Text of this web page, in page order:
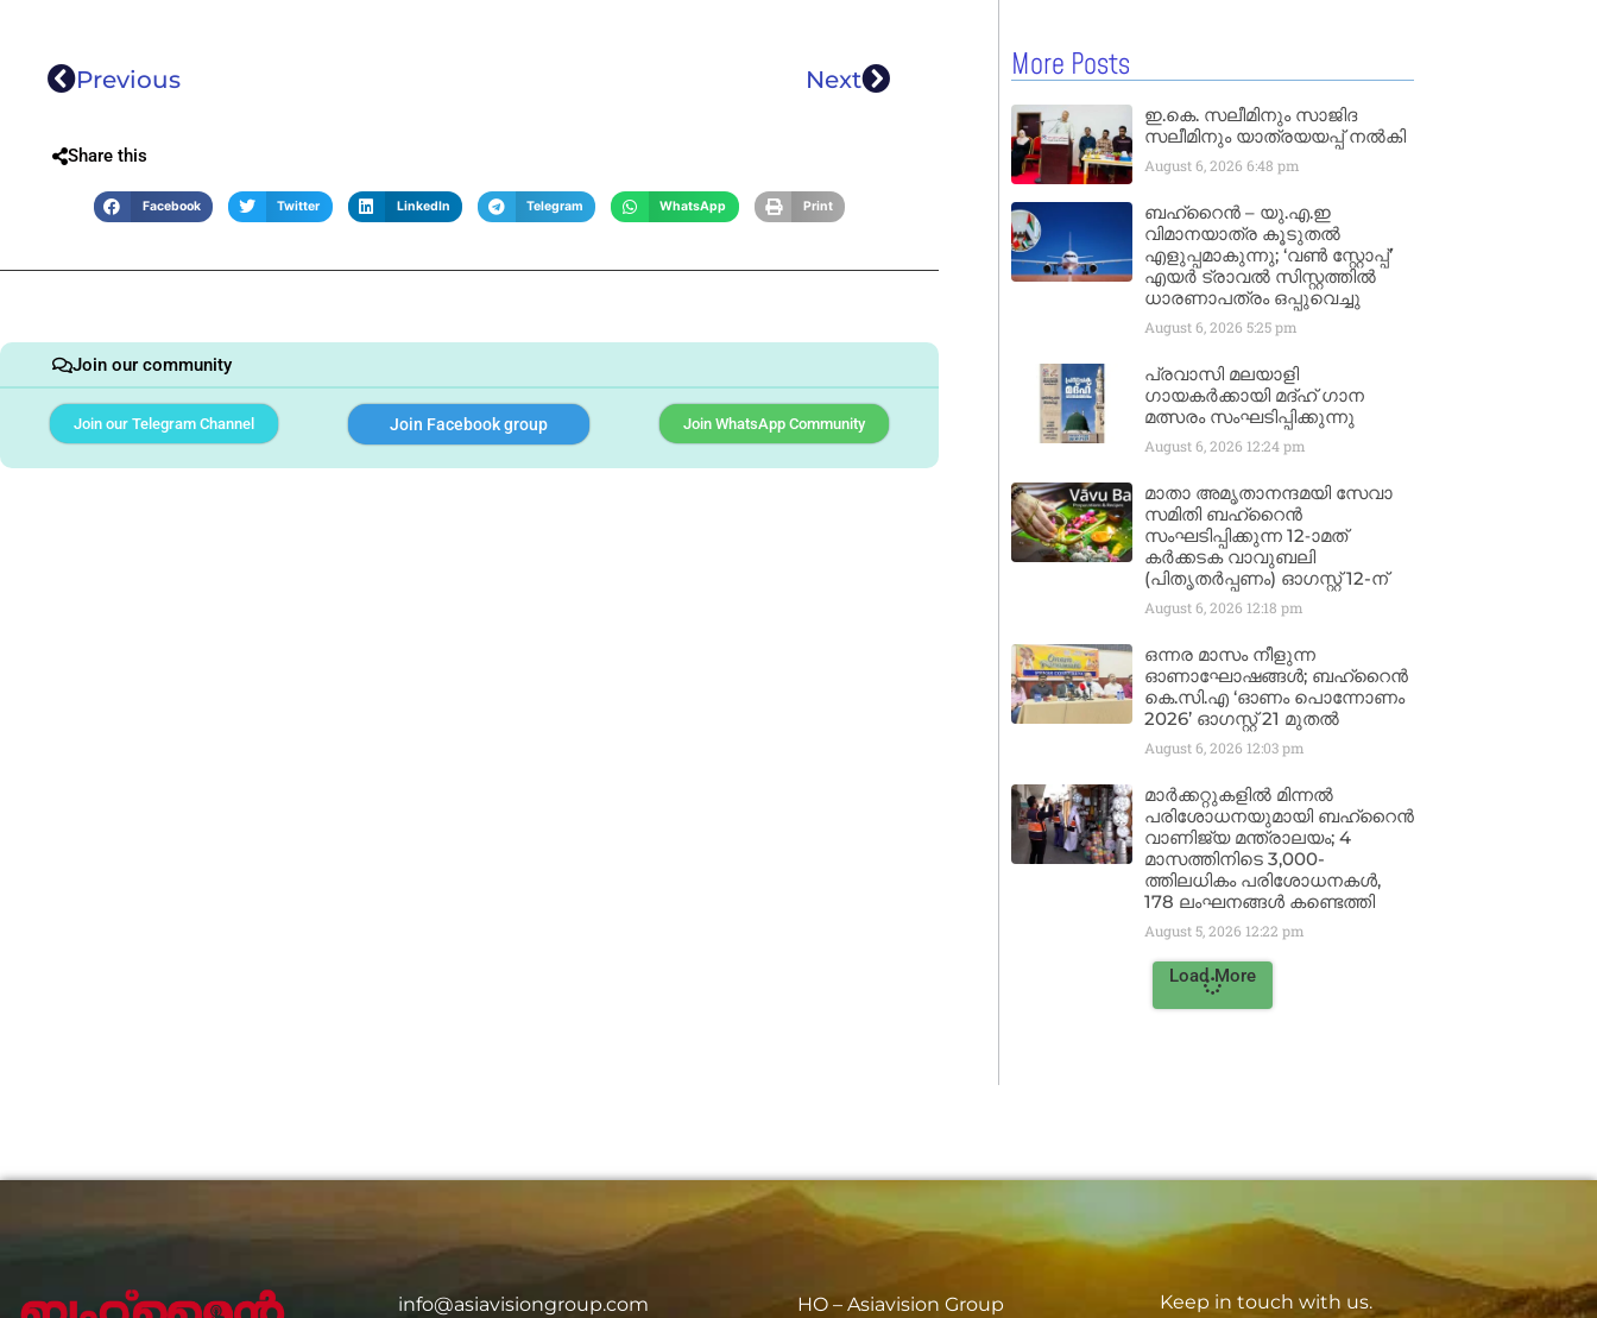
Previous Next
Share this
Facebook Twitter LinkedIn Telegram WhatsApp Print
Join our community
Join our Telegram Channel Join Facebook group Join WhatsApp Community
More Posts
ഇ.കെ. സലീമിനും സാജിദ
സലീമിനും യാത്രയയപ്പ് നൽകി
August 6, 2026 6:48 pm
ബഹ്‌റൈൻ – യു.എ.ഇ
വിമാനയാത്ര കൂടുതൽ
എളുപ്പമാകുന്നു; ‘വൺ സ്റ്റോപ്പ്’
എയർ ട്രാവൽ സിസ്റ്റത്തിൽ
ധാരണാപത്രം ഒപ്പുവെച്ചു
August 6, 2026 5:25 pm
പ്രവാസി മലയാളി
ഗായകർക്കായി മദ്ഹ് ഗാന
മത്സരം സംഘടിപ്പിക്കുന്നു
August 6, 2026 12:24 pm
മാതാ അമൃതാനന്ദമയി സേവാ
സമിതി ബഹ്‌റൈൻ
സംഘടിപ്പിക്കുന്ന 12-ാമത്
കർക്കടക വാവുബലി
(പിതൃതർപ്പണം) ഓഗസ്റ്റ് 12-ന്
August 6, 2026 12:18 pm
ഒന്നര മാസം നീളുന്ന
ഓണാഘോഷങ്ങൾ; ബഹ്‌റൈൻ
കെ.സി.എ ‘ഓണം പൊന്നോണം
2026’ ഓഗസ്റ്റ് 21 മുതൽ
August 6, 2026 12:03 pm
മാർക്കറ്റുകളിൽ മിന്നൽ
പരിശോധനയുമായി ബഹ്‌റൈൻ
വാണിജ്യ മന്ത്രാലയം; 4
മാസത്തിനിടെ 3,000-
ത്തിലധികം പരിശോധനകൾ,
178 ലംഘനങ്ങൾ കണ്ടെത്തി
August 5, 2026 12:22 pm
Load More
info@asiavisiongroup.com HO – Asiavision Group Keep in touch with us.